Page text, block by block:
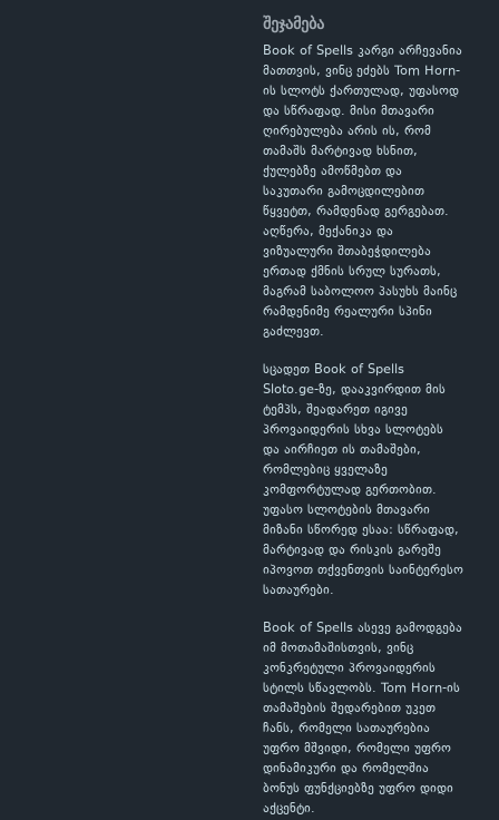
შეჯამება
Book of Spells კარგი არჩევანია
მათთვის, ვინც ეძებს Tom Horn-
ის სლოტს ქართულად, უფასოდ
და სწრაფად. მისი მთავარი
ღირებულება არის ის, რომ
თამაშს მარტივად ხსნით,
ქულებზე ამოწმებთ და
საკუთარი გამოცდილებით
წყვეტთ, რამდენად გერგებათ.
აღწერა, მექანიკა და
ვიზუალური შთაბეჭდილება
ერთად ქმნის სრულ სურათს,
მაგრამ საბოლოო პასუხს მაინც
რამდენიმე რეალური სპინი
გაძლევთ.
სცადეთ Book of Spells
Sloto.ge-ზე, დააკვირდით მის
ტემპს, შეადარეთ იგივე
პროვაიდერის სხვა სლოტებს
და აირჩიეთ ის თამაშები,
რომლებიც ყველაზე
კომფორტულად გერთობით.
უფასო სლოტების მთავარი
მიზანი სწორედ ესაა: სწრაფად,
მარტივად და რისკის გარეშე
იპოვოთ თქვენთვის საინტერესო
სათაურები.
Book of Spells ასევე გამოდგება
იმ მოთამაშისთვის, ვინც
კონკრეტული პროვაიდერის
სტილს სწავლობს. Tom Horn-ის
თამაშების შედარებით უკეთ
ჩანს, რომელი სათაურებია
უფრო მშვიდი, რომელი უფრო
დინამიკური და რომელშია
ბონუს ფუნქციებზე უფრო დიდი
აქცენტი.